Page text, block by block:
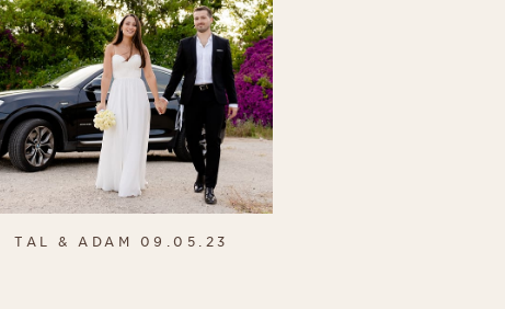
TAL & ADAM 09.05.23